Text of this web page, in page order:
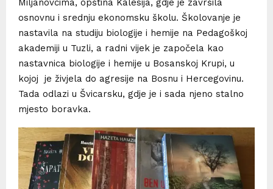
Miljanovcima, opština Kalesija, gdje je završila
osnovnu i srednju ekonomsku školu. Školovanje je
nastavila na studiju biologije i hemije na Pedagoškoj
akademiji u Tuzli, a radni vijek je započela kao
nastavnica biologije i hemije u Bosanskoj Krupi, u
kojoj je živjela do agresije na Bosnu i Hercegovinu.
Tada odlazi u Švicarsku, gdje je i sada njeno stalno
mjesto boravka.